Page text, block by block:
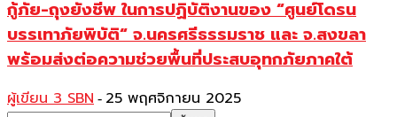
กู้ภัย-ถุงยังชีพ ในการปฏิบัติงานของ “ศูนย์โดรน
บรรเทาภัยพิบัติ“ จ.นครศรีธรรมราช และ จ.สงขลา
พร้อมส่งต่อความช่วยพื้นที่ประสบอุทกภัยภาคใต้
ผู้เขียน 3 SBN - 25 พฤศจิกายน 2025